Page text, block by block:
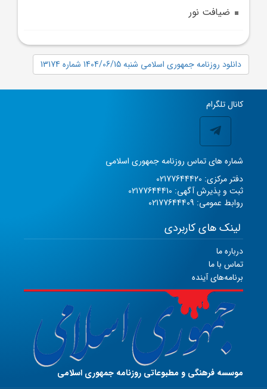
ضيافت نور
دانلود روزنامه جمهوری اسلامی شنبه 1404/06/15 شماره 13174
کانال تلگرام
شماره های تماس روزنامه جمهوری اسلامی
دفتر مرکزی: 02177644420
ثبت و پذیرش آگهی: 02177644410
روابط عمومی: 02177644409
لینک های کاربردی
درباره ما
تماس با ما
برنامه‌های آینده
موسسه فرهنگی و مطبوعاتی روزنامه جمهوری اسلامی